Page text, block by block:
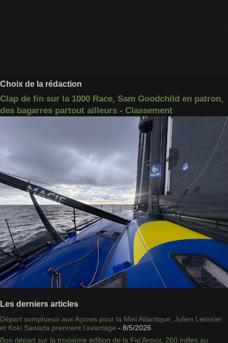
Choix de la rédaction
Clap de fin sur la 1000 Race, Sam Goodchild en patron,
des bagarres partout ailleurs - Classement
Les derniers articles
Départ somptueux aux Açores pour la Mini Atlantique, Julien Letissier
et Koki Sawada prennent l'avantage - 8/5/2026
Bon départ sur la troisième édition de la Fig’Armor, 260 milles au